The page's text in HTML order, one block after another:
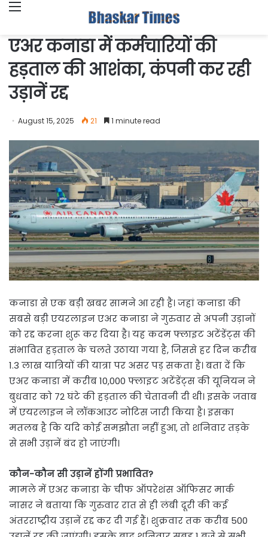
एअर कनाडा में कर्मचारियों की
हड़ताल की आशंका, कंपनी कर रही
उड़ानें रद्द
August 15, 2025 21 1 minute read
कनाडा से एक बड़ी खबर सामने आ रही है। जहां कनाडा की
सबसे बड़ी एयरलाइन एअर कनाडा ने गुरुवार से अपनी उड़ानों
को रद्द करना शुरू कर दिया है। यह कदम फ्लाइट अटेंडेंट्स की
संभावित हड़ताल के चलते उठाया गया है, जिससे हर दिन करीब
1.3 लाख यात्रियों की यात्रा पर असर पड़ सकता है। बता दें कि
एअर कनाडा में करीब 10,000 फ्लाइट अटेंडेंट्स की यूनियन ने
बुधवार को 72 घंटे की हड़ताल की चेतावनी दी थी। इसके जवाब
में एयरलाइन ने लॉकआउट नोटिस जारी किया है। इसका
मतलब है कि यदि कोई समझौता नहीं हुआ, तो शनिवार तड़के
से सभी उड़ानें बंद हो जाएंगी।
कौन-कौन सी उड़ानें होंगी प्रभावित?
मामले में एअर कनाडा के चीफ ऑपरेशंस ऑफिसर मार्क
नासर ने बताया कि गुरुवार रात से ही लंबी दूरी की कई
अंतरराष्ट्रीय उड़ानें रद्द कर दी गई हैं। शुक्रवार तक करीब 500